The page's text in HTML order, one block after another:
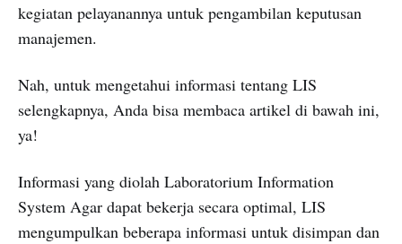
kegiatan pelayanannya untuk pengambilan keputusan
manajemen.
Nah, untuk mengetahui informasi tentang LIS
selengkapnya, Anda bisa membaca artikel di bawah ini,
ya!
Informasi yang diolah Laboratorium Information
System Agar dapat bekerja secara optimal, LIS
mengumpulkan beberapa informasi untuk disimpan dan